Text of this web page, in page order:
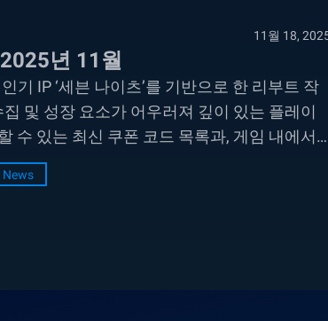
11월 18,
년 11월
기 IP ‘세븐 나이츠’를 기반으로 한 리부트 작
및 성장 요소가 어우러져 깊이 있는 플레이
수 있는 최신 쿠폰 코드 목록과, 게임 내에서
News